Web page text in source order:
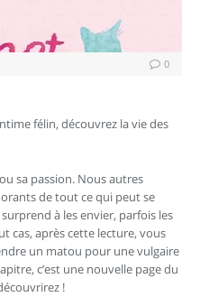
0
félin, découvrez la vie des
sa passion. Nous autres
de tout ce qui peut se
à les envier, parfois les
cas, après cette lecture, vous
un matou pour une vulgaire
c’est une nouvelle page du
!